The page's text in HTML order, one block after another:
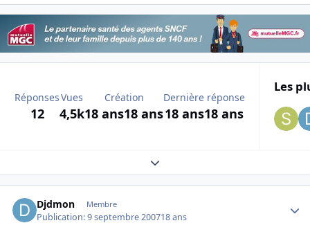
Réponses
12
Vues
4,5k
Création
18 ans18 ans
Dernière réponse
18 ans18 ans
Les
Expand topic overview
Djdmon Membre
Publication:9 septembre 200718 ans